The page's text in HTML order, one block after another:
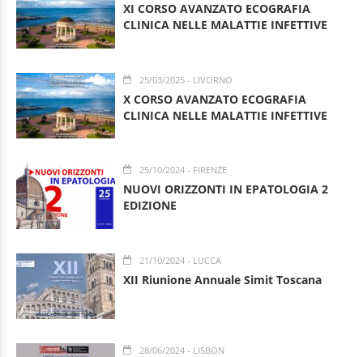
XI CORSO AVANZATO ECOGRAFIA
CLINICA NELLE MALATTIE INFETTIVE
25/03/2025 - LIVORNO
X CORSO AVANZATO ECOGRAFIA
CLINICA NELLE MALATTIE INFETTIVE
25/10/2024 - FIRENZE
NUOVI ORIZZONTI IN EPATOLOGIA 2
EDIZIONE
21/10/2024 - LUCCA
XII Riunione Annuale Simit Toscana
28/06/2024 - LISBON